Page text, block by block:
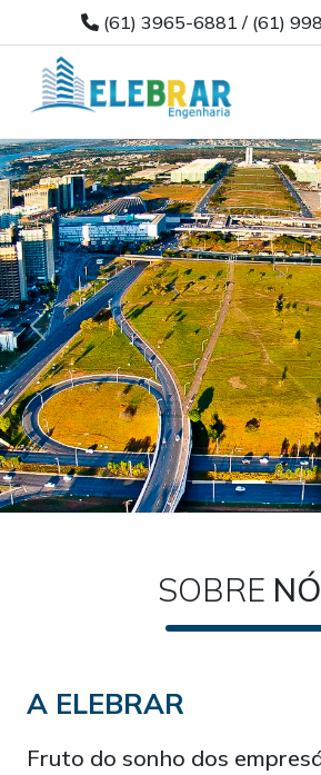
(61) 3965-6881 /(61)
INÍCIO
SOBRE
NÓS
PORTFÓLIO
SOLUÇÕES
FALE
CONOSCO
Previous
SOBRE
A ELEBRAR
Fruto do sonho dos